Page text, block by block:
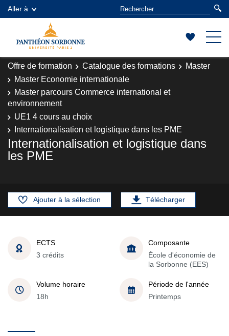
Aller à
Offre de formation Catalogue des formations
Master
Master Economie internationale
Master parcours Commerce international et
environnement
UE1 4 cours au choix
Internationalisation et logistique dans les PME
Internationalisation et logistique dans
les PME
Ajouter à la sélection Télécharger
ECTS
3 crédits
Composante
École d'économie de
la Sorbonne (EES)
Volume horaire
18h
Période de l'année
Printemps